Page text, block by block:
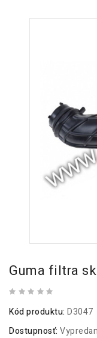
Guma filtra
Kód produktu: D3047
Dostupnosť: